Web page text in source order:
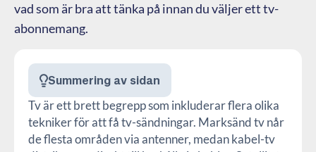
vad som är bra att tänka på innan du väljer ett tv-
abonnemang.
Summering av sidan
Tv är ett brett begrepp som inkluderar flera olika
tekniker för att få tv-sändningar. Marksänd tv når
de flesta områden via antenner, medan kabel-tv